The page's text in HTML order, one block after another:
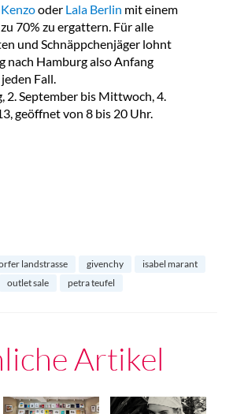
Kenzooder Lala Berlin mit einem
70% zu ergattern. Für alle
und Schnäppchenjäger lohnt
nach Hamburg also Anfang
Fall.
2. September bis Mittwoch, 4.
geöffnet von 8 bis 20 Uhr.
landstrasse givenchy
isabel marant
outlet sale petra teufel
Artikel